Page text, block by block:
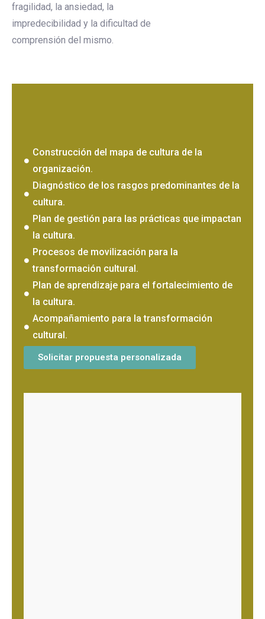
fragilidad, la ansiedad, la
impredecibilidad y la dificultad de
comprensión del mismo.
Construcción del mapa de cultura de la
organización.
Diagnóstico de los rasgos predominantes de la
cultura.
Plan de gestión para las prácticas que impactan
la cultura.
Procesos de movilización para la
transformación cultural.
Plan de aprendizaje para el fortalecimiento de
la cultura.
Acompañamiento para la transformación
cultural.
Solicitar propuesta personalizada